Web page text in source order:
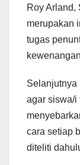
Roy Arland,
merupakan
tugas
Selanjutnya
agar siswa/i
cara setiap
diteliti